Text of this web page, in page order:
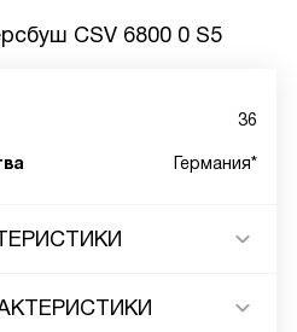
CSV 6800 0 S5
36
Германия*